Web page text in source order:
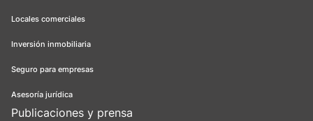
Locales comerciales
Inversión inmobiliaria
Seguro para empresas
Asesoría jurídica
Publicaciones y prensa